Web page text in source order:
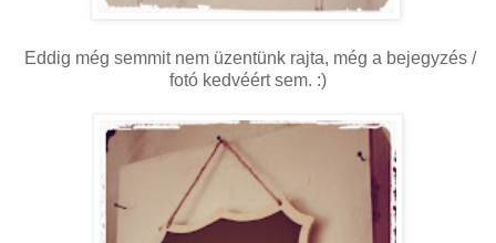
Eddig még semmit nem üzentünk rajta, még a bejegyzés /
fotó kedvéért sem. :)